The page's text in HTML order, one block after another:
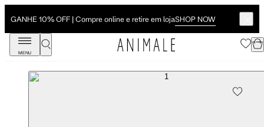
GANHE 10% OFF | Compre online e retire em lojaSHOP NOW
MENU